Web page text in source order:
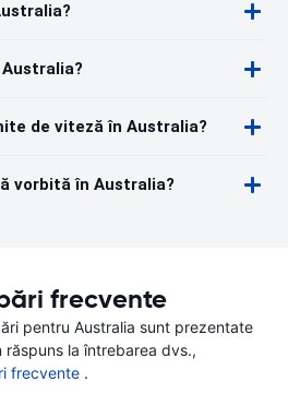
de viteză în Australia?
vorbită în Australia?
frecvente
pentru Australia sunt prezentate
răspuns la întrebarea dvs.,
frecvente .